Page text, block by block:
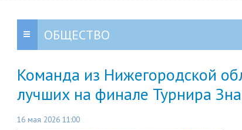
ОБЩЕСТВО
Команда из Нижегородской
лучших на финале Турнира
16 мая 2026 11:00